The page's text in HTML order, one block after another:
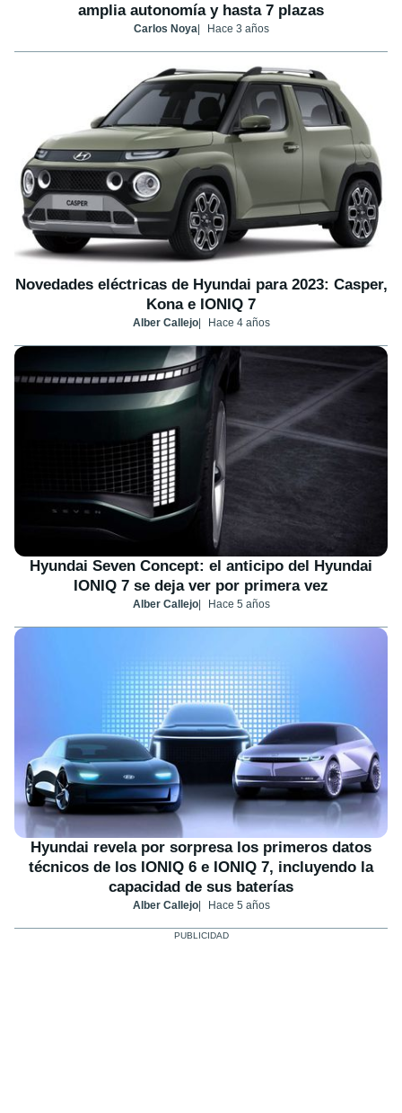
amplia autonomía y hasta 7 plazas
Carlos Noya Hace 3 años
Novedades eléctricas de Hyundai para 2023: Casper,
Kona e IONIQ 7
Alber Callejo Hace 4 años
Hyundai Seven Concept: el anticipo del Hyundai
IONIQ 7 se deja ver por primera vez
Alber Callejo Hace 5 años
Hyundai revela por sorpresa los primeros datos
técnicos de los IONIQ 6 e IONIQ 7, incluyendo la
capacidad de sus baterías
Alber Callejo Hace 5 años